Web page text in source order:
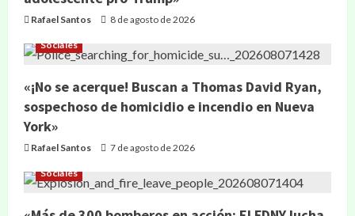
Rafael Santos 8 de agosto de 2026
Sociales
«¡No se acerque! Buscan a Thomas David Ryan,
sospechoso de homicidio e incendio en Nueva
York»
Rafael Santos 7 de agosto de 2026
Sociales